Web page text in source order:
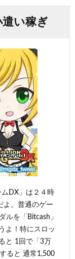
い稼ぎ
DX」は２４時
よ。普通のゲー
ルを「Bitcash」
よ！特にスロッ
と 1回で「3万
ると 通常1,500